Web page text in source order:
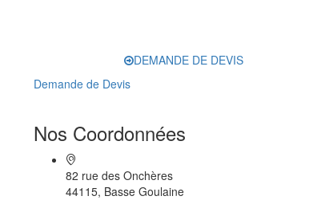
DEMANDE DE DEVIS
Demande de Devis
Nos Coordonnées
82 rue des Onchères
44115, Basse Goulaine